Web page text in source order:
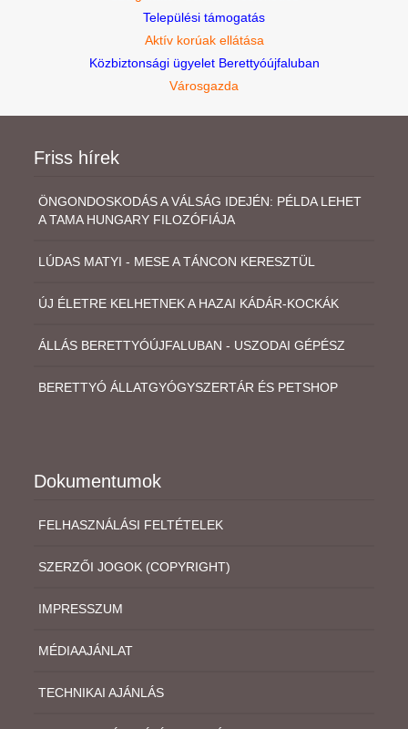
Települési támogatás
Aktív korúak ellátása
Közbiztonsági ügyelet Berettyóújfaluban
Városgazda
Friss hírek
ÖNGONDOSKODÁS A VÁLSÁG IDEJÉN: PÉLDA LEHET
A TAMA HUNGARY FILOZÓFIÁJA
LÚDAS MATYI - MESE A TÁNCON KERESZTÜL
ÚJ ÉLETRE KELHETNEK A HAZAI KÁDÁR-KOCKÁK
ÁLLÁS BERETTYÓÚJFALUBAN - USZODAI GÉPÉSZ
BERETTYÓ ÁLLATGYÓGYSZERTÁR ÉS PETSHOP
Dokumentumok
FELHASZNÁLÁSI FELTÉTELEK
SZERZŐI JOGOK (COPYRIGHT)
IMPRESSZUM
MÉDIAAJÁNLAT
TECHNIKAI AJÁNLÁS